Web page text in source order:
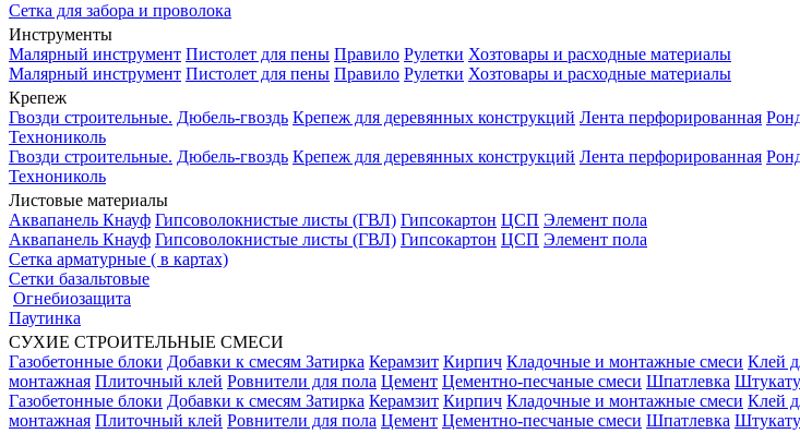
Сетка для забора и проволока
Инструменты
Малярный инструмент Пистолет для пены Правило Рулетки Хозтовары и расходные материалы
Малярный инструмент Пистолет для пены Правило Рулетки Хозтовары и расходные материалы
Крепеж
Гвозди строительные. Дюбель-гвоздь Крепеж для деревянных конструкций Лента перфорированная
Технониколь
Гвозди строительные. Дюбель-гвоздь Крепеж для деревянных конструкций Лента перфорированная
Технониколь
Листовые материалы
Аквапанель Кнауф Гипсоволокнистые листы (ГВЛ) Гипсокартон ЦСП Элемент пола
Аквапанель Кнауф Гипсоволокнистые листы (ГВЛ) Гипсокартон ЦСП Элемент пола
Сетка арматурные ( в картах)
Сетки базальтовые
Огнебиозащита
Паутинка
СУХИЕ СТРОИТЕЛЬНЫЕ СМЕСИ
Газобетонные блоки Добавки к смесям Затирка Керамзит Кирпич Кладочные и монтажные смеси Клей
монтажная Плиточный клей Ровнители для пола Цемент Цементно-песчаные смеси Шпатлевка
Газобетонные блоки Добавки к смесям Затирка Керамзит Кирпич Кладочные и монтажные смеси Клей
монтажная Плиточный клей Ровнители для пола Цемент Цементно-песчаные смеси Шпатлевка